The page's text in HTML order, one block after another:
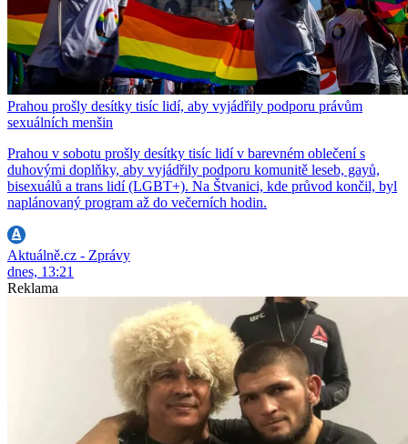
Prahou prošly desítky tisíc lidí, aby vyjádřily podporu právům
sexuálních menšin
Prahou v sobotu prošly desítky tisíc lidí v barevném oblečení s
duhovými doplňky, aby vyjádřily podporu komunitě leseb, gayů,
bisexuálů a trans lidí (LGBT+). Na Štvanici, kde průvod končil, byl
naplánovaný program až do večerních hodin.
Aktuálně.cz - Zprávy
dnes, 13:21
Reklama